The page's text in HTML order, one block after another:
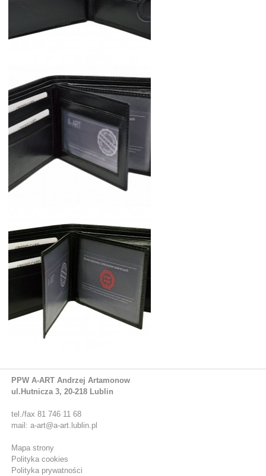
PPW A-ART Andrzej Artamonow
ul.Hutnicza 3, 20-218 Lublin
tel./fax 81 746 11 68
mail: a-art@a-art.lublin.pl
Mapa strony
Polityka cookies
Polityka prywatności